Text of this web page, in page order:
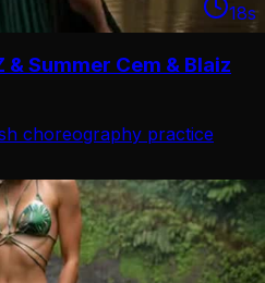
18s
& Summer Cem & Blaiz
choreography practice